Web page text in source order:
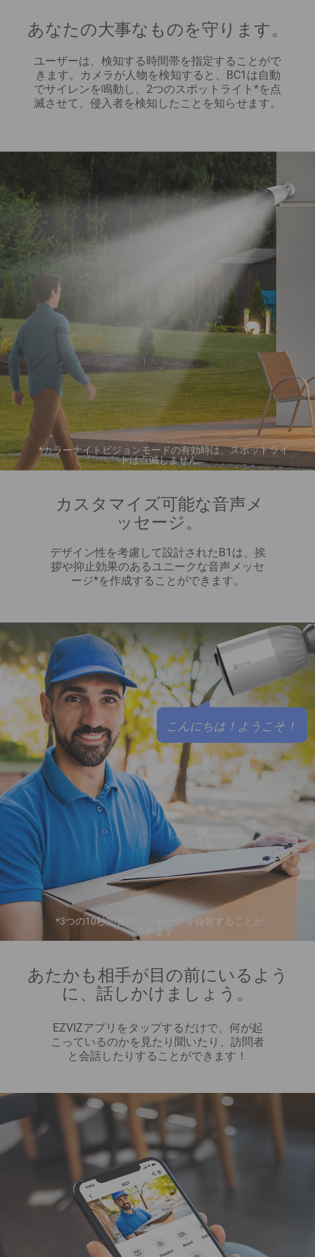
あなたの大事なものを守ります。
ユーザーは、検知する時間帯を指定することがで
きます。カメラが人物を検知すると、BC1は自動
でサイレンを鳴動し、2つのスポットライト*を点
滅させて、侵入者を検知したことを知らせます。
*カラーナイトビジョンモードの有効時は、スポットライ
トは点滅しません。
カスタマイズ可能な音声メ
ッセージ。
デザイン性を考慮して設計されたB1は、挨
拶や抑止効果のあるユニークな音声メッセ
ージ*を作成することができます。
こんにちは！ようこそ！
*3つの10秒間音声メッセージを録音することが
できます。
あたかも相手が目の前にいるよう
に、話しかけましょう。
EZVIZアプリをタップするだけで、何が起
こっているのかを見たり聞いたり、訪問者
と会話したりすることができます！